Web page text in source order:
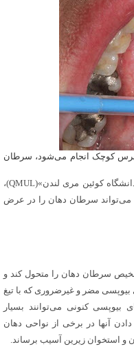
برس کوچک انجام می‌شود، سرطان
به گزارش ایسنا، بررسی جدید پژوهشگران «دانشگاه کوئین مری لندن»(QMUL)،
می‌تواند سرطان دهان را در عرض
سرطان دهان را متحول کند و
از ۹۰ درصد روش‌های بیوپسی مضر و غیرضروری که با تیغ
کنونی می‌توانند بسیار
آنها در برخی از نواحی دهان
و استخوان زیرین آسیب برساند.